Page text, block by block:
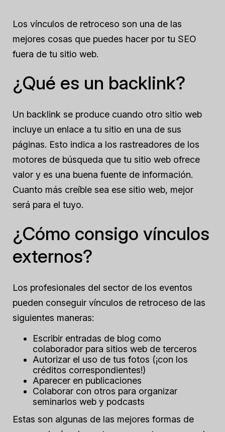
Los vínculos de retroceso son una de las
mejores cosas que puedes hacer por tu SEO
fuera de tu sitio web.
¿Qué es un backlink?
Un backlink se produce cuando otro sitio web
incluye un enlace a tu sitio en una de sus
páginas. Esto indica a los rastreadores de los
motores de búsqueda que tu sitio web ofrece
valor y es una buena fuente de información.
Cuanto más creíble sea ese sitio web, mejor
será para el tuyo.
¿Cómo consigo vínculos
externos?
Los profesionales del sector de los eventos
pueden conseguir vínculos de retroceso de las
siguientes maneras:
Escribir entradas de blog como
colaborador para sitios web de terceros
Autorizar el uso de tus fotos (¡con los
créditos correspondientes!)
Aparecer en publicaciones
Colaborar con otros para organizar
seminarios web y podcasts
Estas son algunas de las mejores formas de